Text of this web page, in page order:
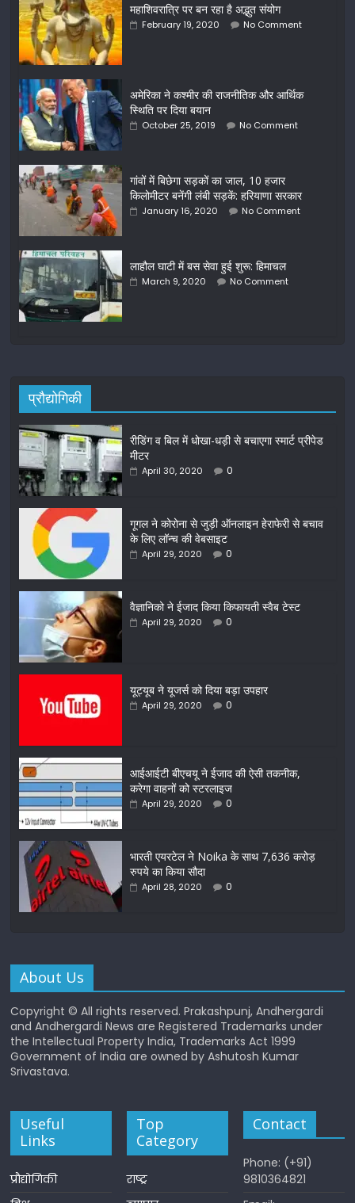
महाशिवरात्रि पर बन रहा है अद्भुत संयोग
February 19, 2020 No Comment
अमेरिका ने कश्मीर की राजनीतिक और आर्थिक
स्थिति पर दिया बयान
October 25, 2019 No Comment
गांवों में बिछेगा सड़कों का जाल, 10 हजार
किलोमीटर बनेंगी लंबी सड़कें: हरियाणा सरकार
January 16, 2020 No Comment
लाहौल घाटी में बस सेवा हुई शुरू: हिमाचल
March 9, 2020 No Comment
प्रौद्योगिकी
रीडिंग व बिल में धोखा-धड़ी से बचाएगा स्मार्ट प्रीपेड
मीटर
April 30, 2020 0
गूगल ने कोरोना से जुड़ी ऑनलाइन हेराफेरी से बचाव
के लिए लॉन्च की वेबसाइट
April 29, 2020 0
वैज्ञानिको ने ईजाद किया किफायती स्वैब टेस्ट
April 29, 2020 0
यूट्यूब ने यूजर्स को दिया बड़ा उपहार
April 29, 2020 0
आईआईटी बीएचयू ने ईजाद की ऐसी तकनीक,
करेगा वाहनों को स्टरलाइज
April 29, 2020 0
भारती एयरटेल ने Noika के साथ 7,636 करोड़
रुपये का किया सौदा
April 28, 2020 0
About Us
Copyright © All rights reserved. Prakashpunj, Andhergardi
and Andhergardi News are Registered Trademarks under
the Intellectual Property India, Trademarks Act 1999
Government of India are owned by Ashutosh Kumar
Srivastava.
Useful
Links
प्रौद्योगिकी
Top
Category
राष्ट्र
Contact
Phone: (+91)
9810364821